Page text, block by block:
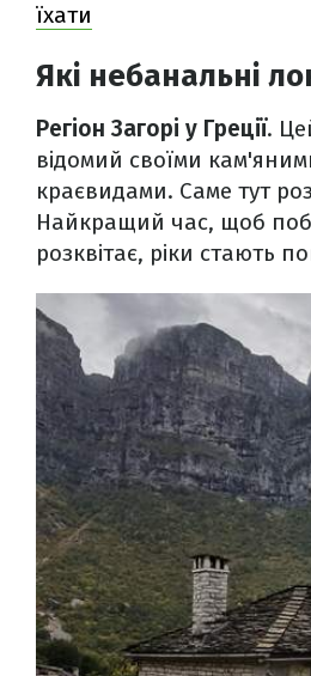
їхати
Які небанальні
Регіон Загорі у Греції.
відомий своїми
краєвидами. Саме тут
Найкращий час, щоб
розквітає, ріки стають